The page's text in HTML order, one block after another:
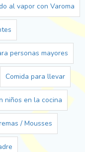
al vapor con Varoma
personas mayores
Comida para llevar
niños en la cocina
/ Mousses